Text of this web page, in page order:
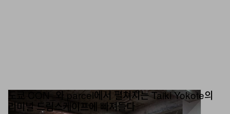
도쿄 CON_와 parcel에서 펼쳐지는 Taiki Yokote의
리미널 드림스케이프에 빠져들다